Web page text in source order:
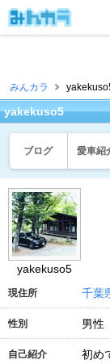
みんカラ
yakekuso5
ブログ 愛車紹
yakekuso5
現住所 千葉
性別 男性
自己紹介
初め